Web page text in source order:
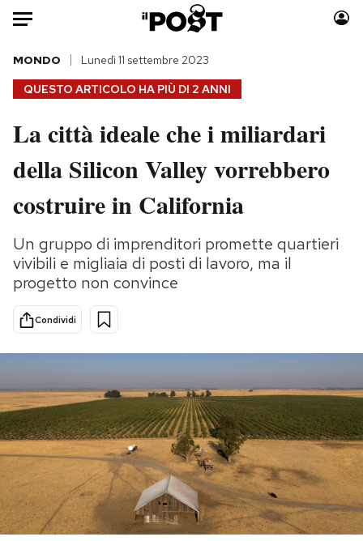
Auto
HOME
Italia
Politica
Tecnologia
Scienza
Cultura
Sport
Moda
Consumismi
Storie/Idee
Media
PODCAST
NEWSLETTER
I MIEI PREFERITI
QUESTO ARTICOLO HA PIÙ DI 2 ANNI
MONDO Lunedì 11 settembre 2023
La città ideale che i miliardari
della Silicon Valley vorrebbero
costruire in California
Un gruppo di imprenditori promette quartieri
vivibili e migliaia di posti di lavoro, ma il
progetto non convince
Condividi